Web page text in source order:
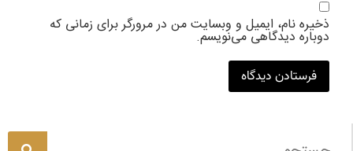
ذخیره نام، ایمیل و وبسایت من در مرورگر برای زمانی که
دوباره دیدگاهی می‌نویسم.